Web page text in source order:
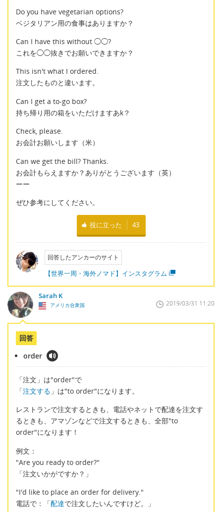
Do you have vegetarian options?
ベジタリアン用の食事はありますか？
Can I have this without ◯◯?
これを◯◯抜きでお願いできますか？
This isn't what I ordered.
注文したものと違います。
Can I get a to-go box?
持ち帰り用の箱をいただけますあk？
Check, please.
お会計お願いします（米）
Can we get the bill? Thanks.
お会計もらえますか？ありがとうございます（英）
ーー
ぜひ参考にしてください。
役に立った 43
回答したアンカーのサイト
【世界一周・海外ノマド】インスタグラム
Sarah K
アメリカ合衆国 2019/03/31 11:20
回答
order
「注文」は"order"で
「注文する 」は"to order"になります。
レストランで注文するときも、電話やネットで配達を注文す
るときも、アマゾンなどで注文するときも、全部"to
order"になります！
例文：
"Are you ready to order?"
「注文いかがですか？」
"I'd like to place an order for delivery."
電話で：「配達で注文したいんですけど。」